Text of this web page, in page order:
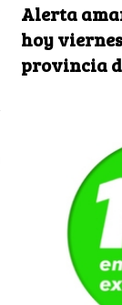
Alerta
hoy
provincia